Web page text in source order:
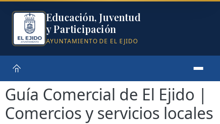
Educación, Juventud
y Participación
AYUNTAMIENTO DE EL EJIDO
Guía Comercial de El Ejido |
Comercios y servicios locales